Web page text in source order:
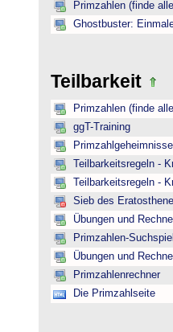
Primzahlen (finde
Ghostbuster:
Teilbarkeit
Primzahlen (finde
ggT-Training
Primzahlgeheimnisse
Teilbarkeitsregeln -
Teilbarkeitsregeln -
Sieb des
Übungen und
Primzahlen-Suchspiel
Übungen und
Primzahlenrechner
Die Primzahlseite